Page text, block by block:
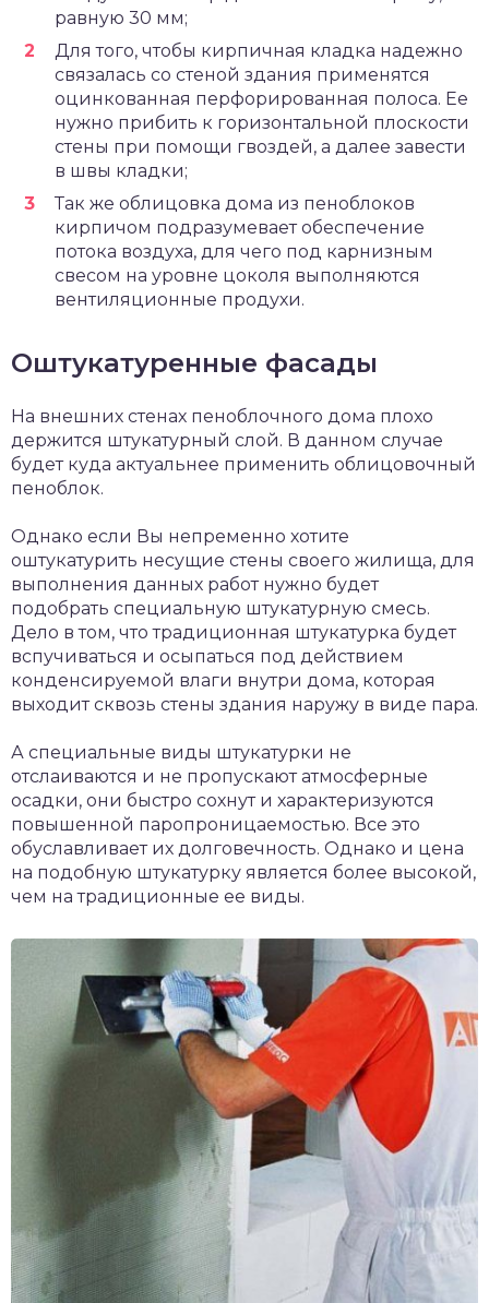
равную 30 мм;
Для того, чтобы кирпичная кладка надежно
связалась со стеной здания применятся
оцинкованная перфорированная полоса. Ее
нужно прибить к горизонтальной плоскости
стены при помощи гвоздей, а далее завести
в швы кладки;
Так же облицовка дома из пеноблоков
кирпичом подразумевает обеспечение
потока воздуха, для чего под карнизным
свесом на уровне цоколя выполняются
вентиляционные продухи.
Оштукатуренные фасады
На внешних стенах пеноблочного дома плохо
держится штукатурный слой. В данном случае
будет куда актуальнее применить облицовочный
пеноблок.
Однако если Вы непременно хотите
оштукатурить несущие стены своего жилища, для
выполнения данных работ нужно будет
подобрать специальную штукатурную смесь.
Дело в том, что традиционная штукатурка будет
вспучиваться и осыпаться под действием
конденсируемой влаги внутри дома, которая
выходит сквозь стены здания наружу в виде пара.
А специальные виды штукатурки не
отслаиваются и не пропускают атмосферные
осадки, они быстро сохнут и характеризуются
повышенной паропроницаемостью. Все это
обуславливает их долговечность. Однако и цена
на подобную штукатурку является более высокой,
чем на традиционные ее виды.